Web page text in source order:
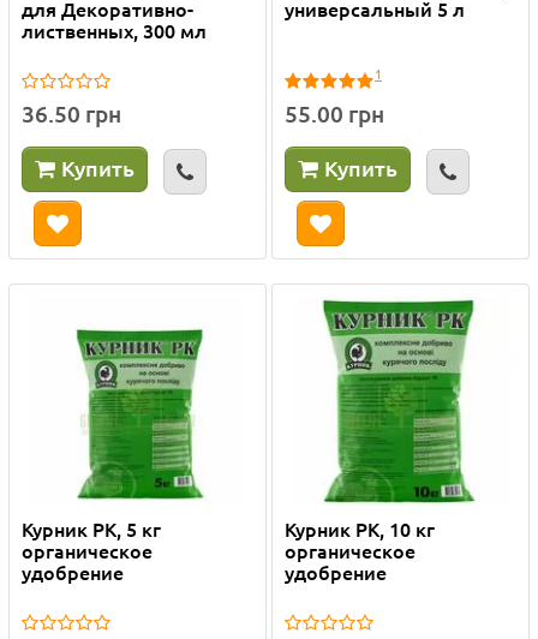
для Декоративно-
лиственных, 300 мл
36.50 грн
Купить
универсальный 5 л
1
55.00 грн
Купить
Курник РК, 5 кг
органическое
удобрение
Курник РК, 10 кг
органическое
удобрение